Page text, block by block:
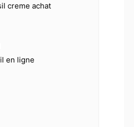
creme achat
en ligne